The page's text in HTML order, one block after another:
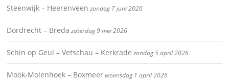
Steenwijk – Heerenveen zondag 7 juni 2026
Dordrecht – Breda zaterdag 9 mei 2026
Schin op Geul – Vetschau – Kerkrade zondag 5 april 2026
Mook-Molenhoek – Boxmeerwoensdag 1 april 2026